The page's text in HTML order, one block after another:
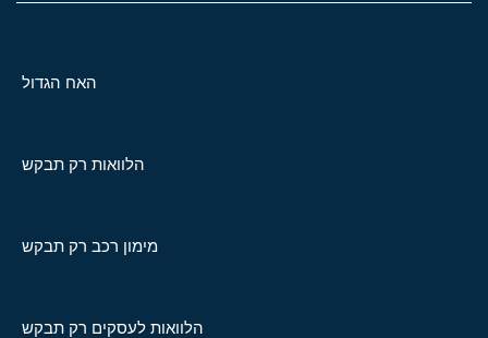
האח הגדול
הלוואות רק תבקש
מימון רכב רק תבקש
הלוואות לעסקים רק תבקש